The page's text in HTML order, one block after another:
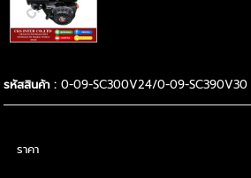
รหัสสินค้า :0-09-SC300V24/0-09-SC390V30
ราคา